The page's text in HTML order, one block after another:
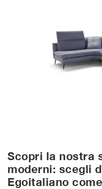
Scopri la nostra
moderni: scegli
Egoitaliano